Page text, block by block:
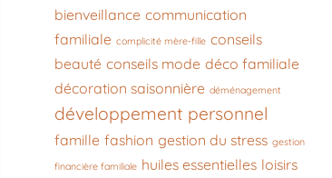
bienveillance communication
familiale complicité mère-fille conseils
beauté conseils mode déco familiale
décoration saisonnière déménagement
développement personnel
famille fashion gestion du stress gestion
financière familiale huiles essentielles loisirs